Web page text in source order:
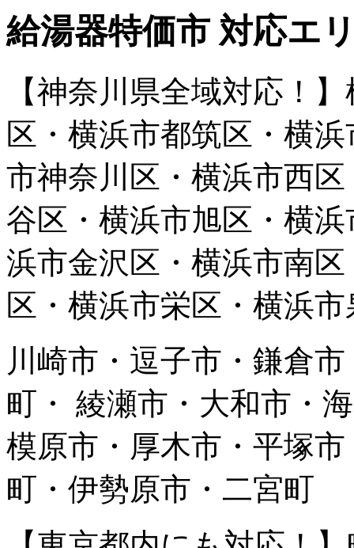
給湯器特価市 対応エ
【神奈川県全域対応！
区・横浜市都筑区・横
市神奈川区・横浜市西
谷区・横浜市旭区・横
浜市金沢区・横浜市南
区・横浜市栄区・横浜市
川崎市・逗子市・鎌倉
町・ 綾瀬市・大和市・
模原市・厚木市・平塚
町・伊勢原市・二宮町